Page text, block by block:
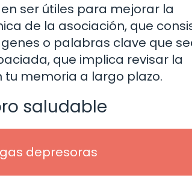
ser útiles para mejorar la
de la asociación, que
o palabras clave que
que implica revisar la
memoria a largo plazo.
saludable
depresoras